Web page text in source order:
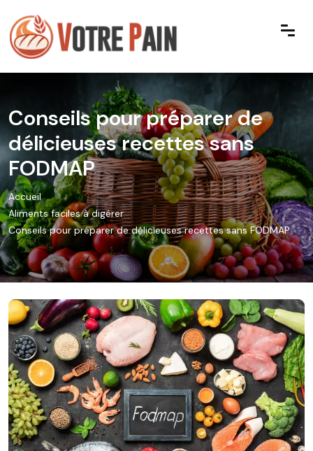
Conseils pour préparer de
délicieuses recettes sans
FODMAP
Accueil
Aliments faciles à digérer
Conseils pour préparer de délicieuses recettes sans FODMAP